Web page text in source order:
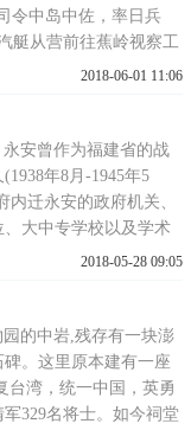
令中岛中佐，率日兵
艇从营前往蕉岭视察工
导的长乐抗日游击队得
地形、英勇善战的游
，配备一挺捷克式机
批手榴弹，下分3...
2018-06-01 11:06
安曾作为福建省的战
年8月-1945年5
内迁永安的政府机关、
大中专学校以及学术
一百多个，一批共产党
，这些共产党人、爱
安危，奋然而起，以笔
轰烈烈的进...
2018-05-28 09:05
的中岩,残存有一块澎
。这里原本建有一座
台湾，统一中国，英勇
329名将士。如今祠堂